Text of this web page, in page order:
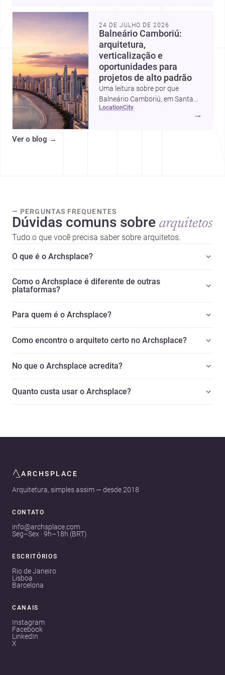
24 DE JULHO DE 2026
Balneário Camboriú:
arquitetura,
verticalização e
oportunidades para
projetos de alto padrão
Uma leitura sobre por que
Balneário Camboriú, em Santa
Catarina, virou referência em
location city
→
Ver o blog →
— PERGUNTAS FREQUENTES
Dúvidas comuns sobre arquitetos
Tudo o que você precisa saber sobre arquitetos.
O que é o Archsplace?
Como o Archsplace é diferente de outras
plataformas?
Para quem é o Archsplace?
Como encontro o arquiteto certo no Archsplace?
No que o Archsplace acredita?
Quanto custa usar o Archsplace?
ARCHSPLACE
Arquitetura, simples assim — desde 2018
CONTATO
info@archsplace.com
Seg–Sex · 9h–18h (BRT)
ESCRITÓRIOS
Rio de Janeiro
Lisboa
Barcelona
CANAIS
Instagram
Facebook
LinkedIn
X